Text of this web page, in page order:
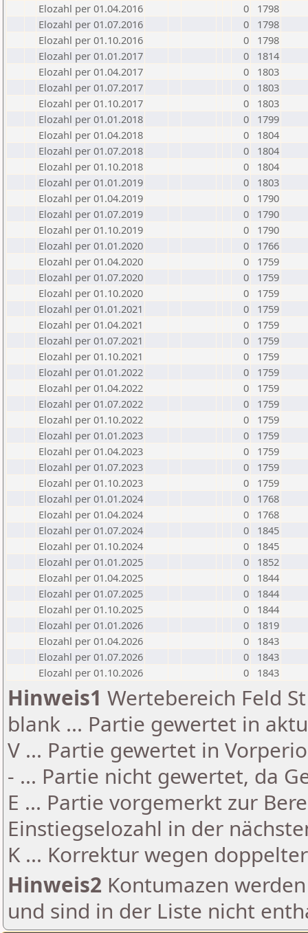
Elozahl per 01.04.2016
0
1798
Elozahl per 01.07.2016
0
1798
Elozahl per 01.10.2016
0
1798
Elozahl per 01.01.2017
0
1814
Elozahl per 01.04.2017
0
1803
Elozahl per 01.07.2017
0
1803
Elozahl per 01.10.2017
0
1803
Elozahl per 01.01.2018
0
1799
Elozahl per 01.04.2018
0
1804
Elozahl per 01.07.2018
0
1804
Elozahl per 01.10.2018
0
1804
Elozahl per 01.01.2019
0
1803
Elozahl per 01.04.2019
0
1790
Elozahl per 01.07.2019
0
1790
Elozahl per 01.10.2019
0
1790
Elozahl per 01.01.2020
0
1766
Elozahl per 01.04.2020
0
1759
Elozahl per 01.07.2020
0
1759
Elozahl per 01.10.2020
0
1759
Elozahl per 01.01.2021
0
1759
Elozahl per 01.04.2021
0
1759
Elozahl per 01.07.2021
0
1759
Elozahl per 01.10.2021
0
1759
Elozahl per 01.01.2022
0
1759
Elozahl per 01.04.2022
0
1759
Elozahl per 01.07.2022
0
1759
Elozahl per 01.10.2022
0
1759
Elozahl per 01.01.2023
0
1759
Elozahl per 01.04.2023
0
1759
Elozahl per 01.07.2023
0
1759
Elozahl per 01.10.2023
0
1759
Elozahl per 01.01.2024
0
1768
Elozahl per 01.04.2024
0
1768
Elozahl per 01.07.2024
0
1845
Elozahl per 01.10.2024
0
1845
Elozahl per 01.01.2025
0
1852
Elozahl per 01.04.2025
0
1844
Elozahl per 01.07.2025
0
1844
Elozahl per 01.10.2025
0
1844
Elozahl per 01.01.2026
0
1819
Elozahl per 01.04.2026
0
1843
Elozahl per 01.07.2026
0
1843
Elozahl per 01.10.2026
0 1843
Hinweis1 Wertebereich Feld
blank ... Partie gewertet in
V ... Partie gewertet in
- ... Partie nicht gewertet, da
E ... Partie vorgemerkt zur
Einstiegselozahl in der
K ... Korrektur wegen
Hinweis2 Kontumazen
und sind in der Liste nicht